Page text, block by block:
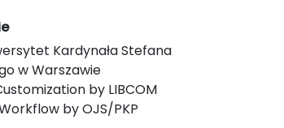
Kardynała Stefana
w Warszawie
by LIBCOM
by OJS/PKP